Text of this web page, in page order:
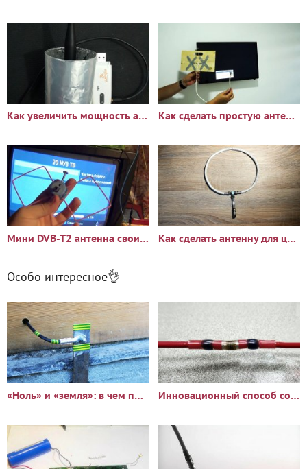
Как увеличить мощность антенны Как сделать простую антенну для цифрового ТВ из алюминиевой банки
Мини DVB-T2 антенна своими руками Как сделать антенну для цифрового телевидения без паяльника и
Особо интересное👌
«Ноль» и «земля»: в чем принципиальное отличие? Инновационный способ соединить два провода